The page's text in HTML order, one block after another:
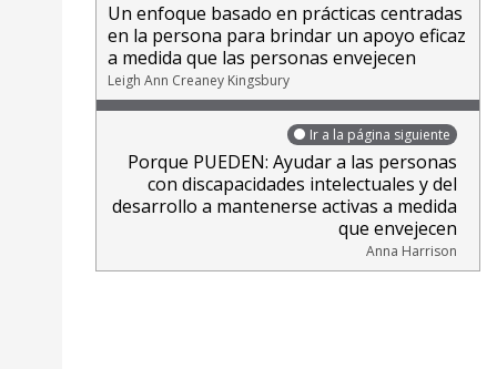
Un enfoque basado en prácticas centradas
en la persona para brindar un apoyo eficaz
a medida que las personas envejecen
Leigh Ann Creaney Kingsbury
Ir a la página siguiente
Porque PUEDEN: Ayudar a las personas
con discapacidades intelectuales y del
desarrollo a mantenerse activas a medida
que envejecen
Anna Harrison